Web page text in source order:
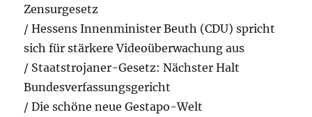
Zensurgesetz
/ Hessens Innenminister Beuth (CDU) spricht
sich für stärkere Videoüberwachung aus
/ Staatstrojaner-Gesetz: Nächster Halt
Bundesverfassungsgericht
/ Die schöne neue Gestapo-Welt